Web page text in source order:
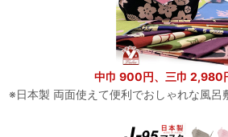
中巾 900円、三巾 2,980
※日本製 両面使えて便利でおしゃれな風呂